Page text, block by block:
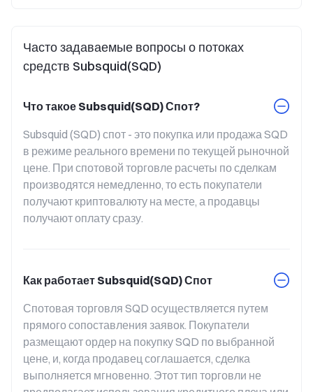
Часто задаваемые вопросы о потоках
средств Subsquid(SQD)
Что такое Subsquid(SQD) Спот?
Subsquid (SQD) спот - это покупка или продажа SQD
в режиме реального времени по текущей рыночной
цене. При спотовой торговле расчеты по сделкам
производятся немедленно, то есть покупатели
получают криптовалюту на месте, а продавцы
получают оплату сразу.
Как работает Subsquid(SQD) Спот
Спотовая торговля SQD осуществляется путем
прямого сопоставления заявок. Покупатели
размещают ордер на покупку SQD по выбранной
цене, и, когда продавец соглашается, сделка
выполняется мгновенно. Этот тип торговли не